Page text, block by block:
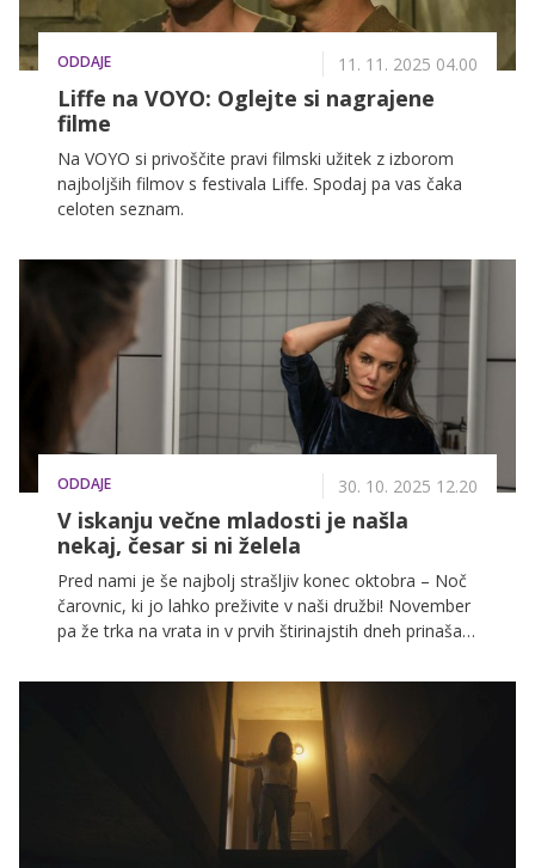
ODDAJE 11. 11. 2025 04.00
Liffe na VOYO: Oglejte si nagrajene
filme
Na VOYO si privoščite pravi filmski užitek z izborom
najboljših filmov s festivala Liffe. Spodaj pa vas čaka
celoten seznam.
ODDAJE 30. 10. 2025 12.20
V iskanju večne mladosti je našla
nekaj, česar si ni želela
Pred nami je še najbolj strašljiv konec oktobra – Noč
čarovnic, ki jo lahko preživite v naši družbi! November
pa že trka na vrata in v prvih štirinajstih dneh prinaša